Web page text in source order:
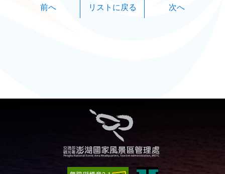
前へ 次へ